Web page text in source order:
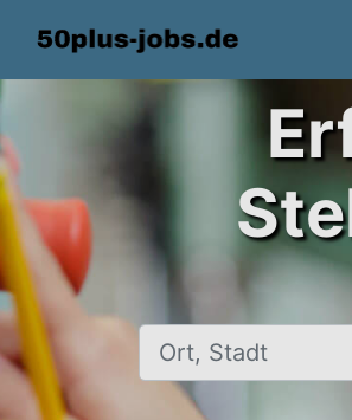
Ort, Stadt